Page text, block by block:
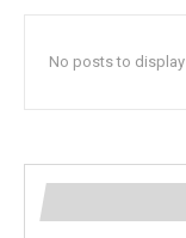
No posts to display